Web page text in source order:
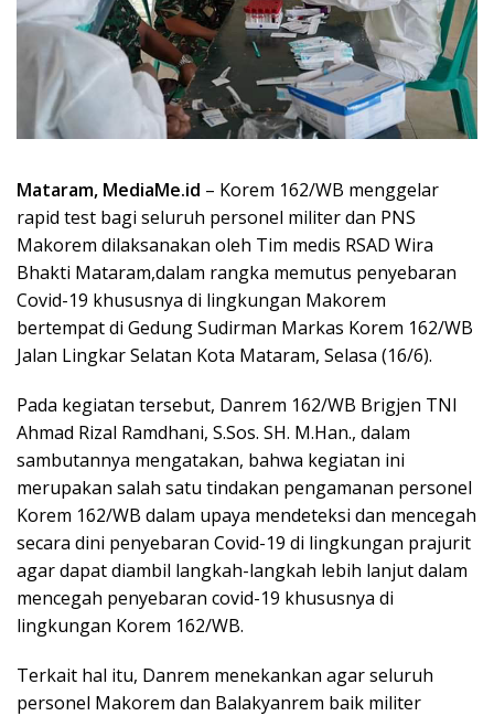
Mataram, MediaMe.id – Korem 162/WB menggelar
rapid test bagi seluruh personel militer dan PNS
Makorem dilaksanakan oleh Tim medis RSAD Wira
Bhakti Mataram,dalam rangka memutus penyebaran
Covid-19 khususnya di lingkungan Makorem
bertempat di Gedung Sudirman Markas Korem 162/WB
Jalan Lingkar Selatan Kota Mataram, Selasa (16/6).
Pada kegiatan tersebut, Danrem 162/WB Brigjen TNI
Ahmad Rizal Ramdhani, S.Sos. SH. M.Han., dalam
sambutannya mengatakan, bahwa kegiatan ini
merupakan salah satu tindakan pengamanan personel
Korem 162/WB dalam upaya mendeteksi dan mencegah
secara dini penyebaran Covid-19 di lingkungan prajurit
agar dapat diambil langkah-langkah lebih lanjut dalam
mencegah penyebaran covid-19 khususnya di
lingkungan Korem 162/WB.
Terkait hal itu, Danrem menekankan agar seluruh
personel Makorem dan Balakyanrem baik militer